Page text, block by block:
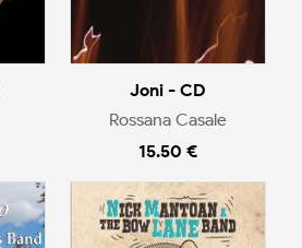
Joni - CD
Rossana Casale
15.50 €